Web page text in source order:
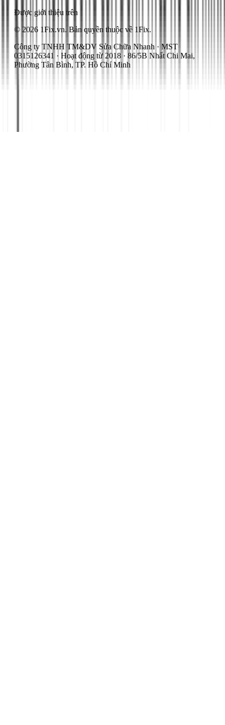
Được giới thiệu trên
© 2026 1Fix.vn. Bản quyền thuộc về 1Fix.
Công ty TNHH TM&DV Sửa Chữa Nhanh · MST
0315126341 · Hoạt động từ 2018 · 86/5B Nhất Chi Mai,
Phường Tân Bình, TP. Hồ Chí Minh